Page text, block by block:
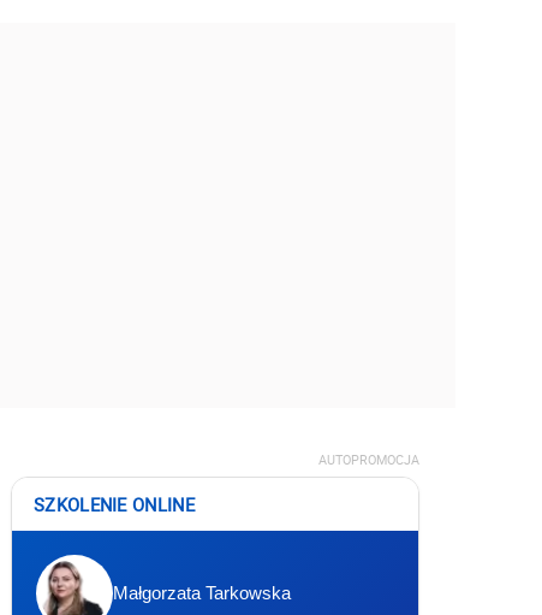
AUTOPROMOCJA
SZKOLENIE ONLINE
Małgorzata Tarkowska